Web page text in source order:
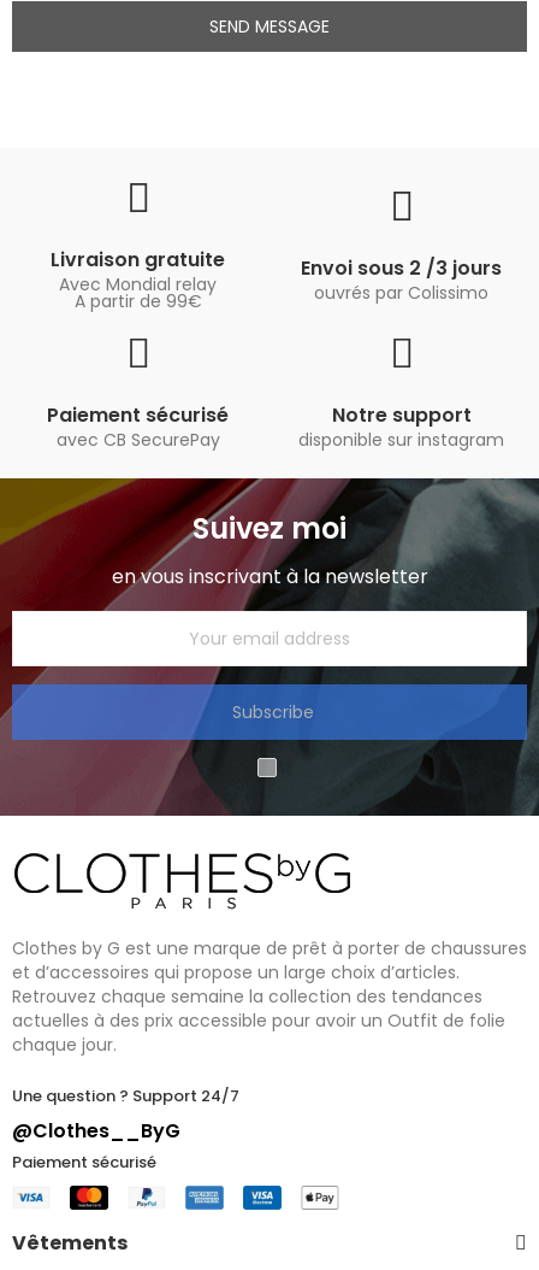
SEND MESSAGE
Livraison gratuite
Avec Mondial relay
A partir de 99€
Envoi sous 2 /3 jours
ouvrés par Colissimo
Paiement sécurisé
avec CB SecurePay
Notre support
disponible sur instagram
Suivez moi
en vous inscrivant à la newsletter
Subscribe
Clothes by G est une marque de prêt à porter de chaussures
et d’accessoires qui propose un large choix d’articles.
Retrouvez chaque semaine la collection des tendances
actuelles à des prix accessible pour avoir un Outfit de folie
chaque jour.
Une question ? Support 24/7
@Clothes__ByG
Paiement sécurisé
Vêtements